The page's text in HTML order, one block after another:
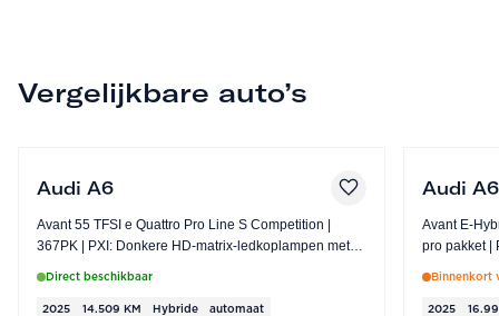
Vergelijkbare auto’s
Audi A6
Avant 55 TFSI e Quattro Pro Line S Competition |
367PK | PXI: Donkere HD-matrix-ledkoplampen met
Direct beschikbaar
2025 14.509 KM Hybride automaat
Audi A6
Avant E-Hybrid
Binnenkort
2025